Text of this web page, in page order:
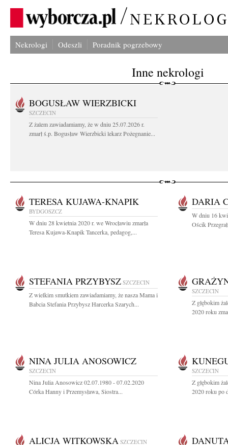
Nekrologi Odeszli Poradnik pogrzebowy
Inne nekrologi
BOGUSŁAW WIERZBICKI
SZCZECIN
Z żalem zawiadamiamy, że w dniu 25.07.2026 r.
zmarł ś.p. Bogusław Wierzbicki lekarz Pożegnanie...
TERESA KUJAWA-KNAPIK
BYDGOSZCZ
W dniu 28 kwietnia 2020 r. we Wrocławiu zmarła
Teresa Kujawa-Knapik Tancerka, pedagog,...
DARIA
W dniu 16
Ościk
STEFANIA PRZYBYSZ SZCZECIN
Z wielkim smutkiem zawiadamiamy, że nasza Mama i
Babcia Stefania Przybysz Harcerka Szarych...
SZCZECIN
Z głębokim
2020 roku
NINA JULIA ANOSOWICZ
SZCZECIN
Nina Julia Anosowicz 02.07.1980 - 07.02.2020
Córka Hanny i Przemysława, Siostra...
SZCZECIN
Z głębokim
2020 roku po
ALICJA WITKOWSKA SZCZECIN